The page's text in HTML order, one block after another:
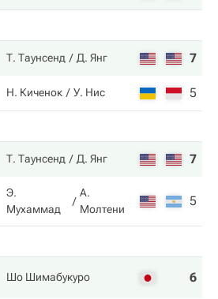
Т. Таунсенд Д. Янг 7
Н. Киченок У. Нис 5
Т. Таунсенд Д. Янг 7
Э.
Мухаммад
А.
Молтени
5
Шо Шимабукуро 6